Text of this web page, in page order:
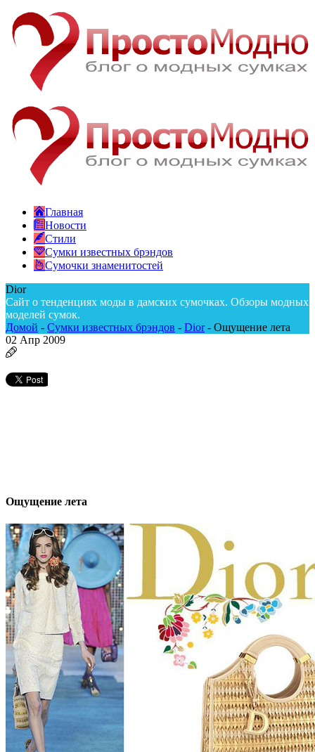
Главная
Новости
Стили
Сумки известных брэндов
Сумочки знаменитостей
Dior
Сайт о тенденциях моды в дамских сумочках. Обзоры модных
моделей сумок.
Домой - Сумки известных брэндов - Dior - Ощущение лета
02 Апр 2009
Ощущение лета